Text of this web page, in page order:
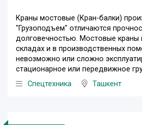
Краны мостовые (Кран-балки)
"Грузоподъем" отличаются
долговечностью. Мостовые краны
складах и в производственных
невозможно или сложно
стационарное или передвижное
Спецтехника
Ташкент